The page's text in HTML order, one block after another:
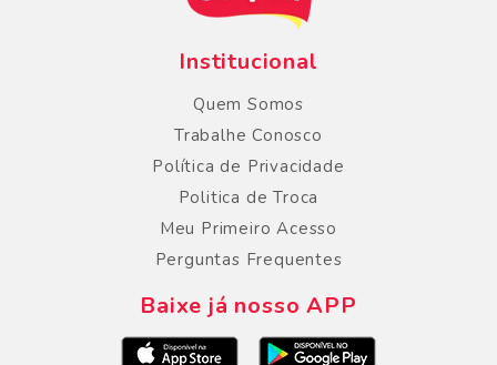
Institucional
Quem Somos
Trabalhe Conosco
Política de Privacidade
Politica de Troca
Meu Primeiro Acesso
Perguntas Frequentes
Baixe já nosso APP